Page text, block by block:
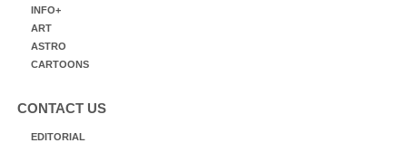
INFO+
ART
ASTRO
CARTOONS
CONTACT US
EDITORIAL